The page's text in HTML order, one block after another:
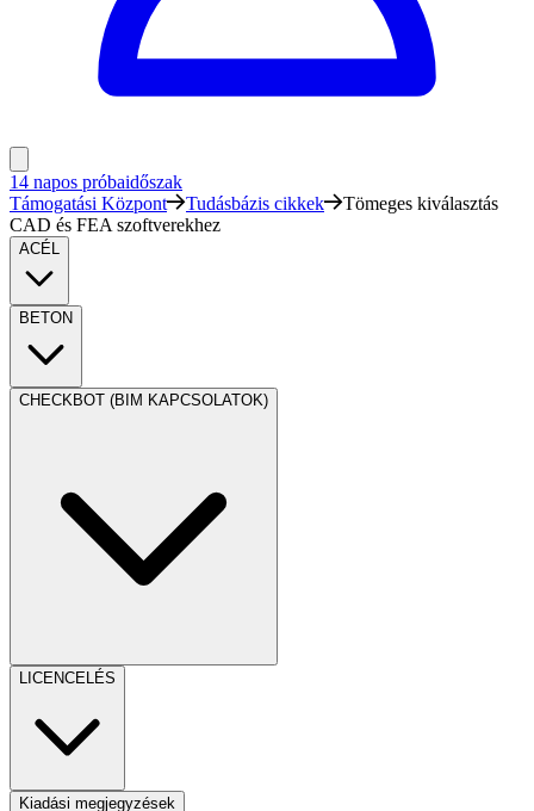
14 napos próbaidőszak
Támogatási Központ
Tudásbázis cikkek
Tömeges kiválasztás
CAD és FEA szoftverekhez
ACÉL
BETON
CHECKBOT (BIM KAPCSOLATOK)
LICENCELÉS
Kiadási megjegyzések